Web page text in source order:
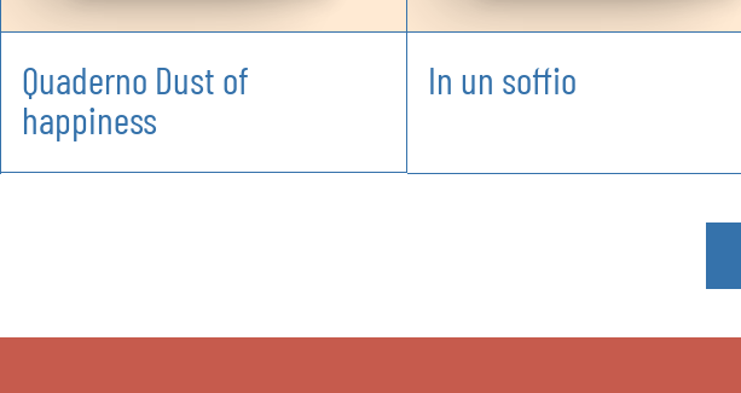
Quaderno Dust of
happiness
In un soffio